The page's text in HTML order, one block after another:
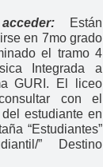
Están
en 7mo grado
el tramo 4
Integrada a
GURI. El liceo
con el
estudiante en
“Estudiantes”
” Destino